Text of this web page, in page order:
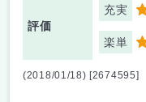
評価
充実 3
楽単 3
(2018/01/18) [2674595]